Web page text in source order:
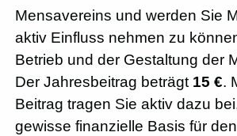
Mensavereins und werden Sie
aktiv Einfluss nehmen zu
Betrieb und der Gestaltung der
Der Jahresbeitrag beträgt 15 €.
Beitrag tragen Sie aktiv dazu
gewisse finanzielle Basis für